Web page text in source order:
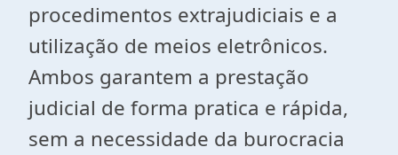
procedimentos extrajudiciais e a
utilização de meios eletrônicos.
Ambos garantem a prestação
judicial de forma pratica e rápida,
sem a necessidade da burocracia